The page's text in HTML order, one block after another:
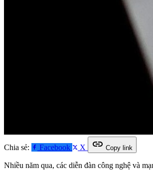
Chia sẻ: Facebook X link Copy link
Nhiều năm qua, các diễn đàn công nghệ và